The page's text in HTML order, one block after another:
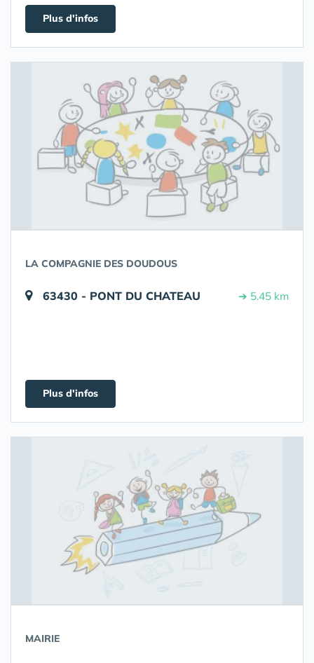
Plus d'infos
LA COMPAGNIE DES DOUDOUS
63430 - PONT DU CHATEAU ➔ 5.45 km
Plus d'infos
MAIRIE